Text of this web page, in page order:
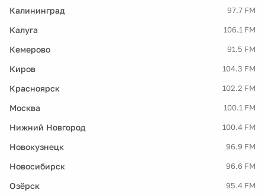
Калининград 97.7 FM
Калуга 106.1 FM
Кемерово 91.5 FM
Киров 104.3 FM
Красноярск 102.2 FM
Москва 100.1 FM
Нижний Новгород 100.4 FM
Новокузнецк 96.9 FM
Новосибирск 96.6 FM
Озёрск 95.4 FM